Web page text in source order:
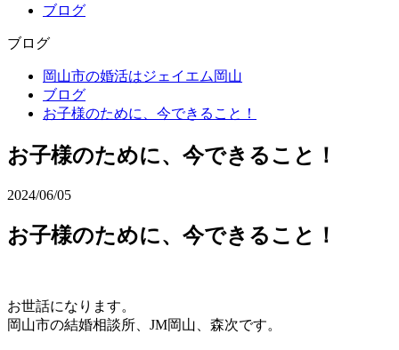
ブログ
ブログ
岡山市の婚活はジェイエム岡山
ブログ
お子様のために、今できること！
お子様のために、今できること！
2024/06/05
お子様のために、今できること！
お世話になります。
岡山市の結婚相談所、JM岡山、森次です。